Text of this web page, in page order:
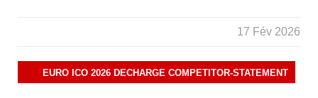
17 Fév 2026
EURO ICO 2026 DECHARGE COMPETITOR-STATEMENT